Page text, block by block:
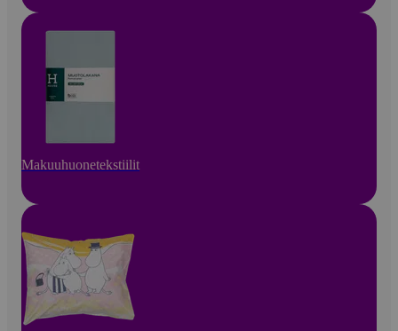
Makuuhuonetekstiilit